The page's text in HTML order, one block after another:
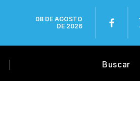
08 DE AGOSTO
DE 2026